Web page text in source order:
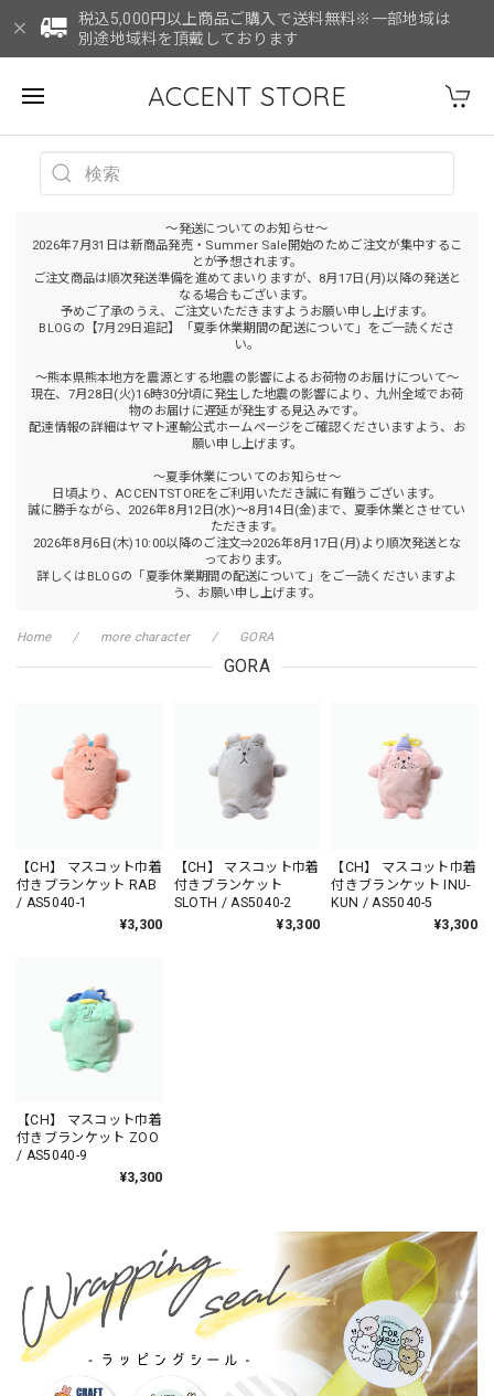
税込5,000円以上商品ご購入で送料無料※一部地域は
別途地域料を頂戴しております
ACCENT STORE
～発送についてのお知らせ～
2026年7月31日は新商品発売・Summer Sale開始のためご注文が集中するこ
とが予想されます。
ご注文商品は順次発送準備を進めてまいりますが、8月17日(月)以降の発送と
なる場合もございます。
予めご了承のうえ、ご注文いただきますようお願い申し上げます。
BLOGの【7月29日追記】「夏季休業期間の配送について」をご一読くださ
い。
～熊本県熊本地方を震源とする地震の影響によるお荷物のお届けについて～
現在、7月28日(火)16時30分頃に発生した地震の影響により、九州全域でお荷
物のお届けに遅延が発生する見込みです。
配達情報の詳細はヤマト運輸公式ホームページをご確認くださいますよう、お
願い申し上げます。
～夏季休業についてのお知らせ～
日頃より、ACCENTSTOREをご利用いただき誠に有難うございます。
誠に勝手ながら、2026年8月12日(水)～8月14日(金)まで、夏季休業とさせてい
ただきます。
2026年8月6日(木)10:00以降のご注文⇒2026年8月17日(月)より順次発送とな
っております。
詳しくはBLOGの「夏季休業期間の配送について」をご一読くださいますよ
う、お願い申し上げます。
Home more character GORA
GORA
【CH】 マスコット巾着
付きブランケット RAB
/ AS5040-1
¥3,300
【CH】 マスコット巾着
付きブランケット
SLOTH / AS5040-2
¥3,300
【CH】 マスコット巾着
付きブランケット INU-
KUN / AS5040-5
¥3,300
【CH】 マスコット巾着
付きブランケット ZOO
/ AS5040-9
¥3,300